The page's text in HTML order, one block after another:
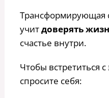
Трансформирующая
учитдоверять
счастье внутри.
Чтобы встретиться
спросите себя: